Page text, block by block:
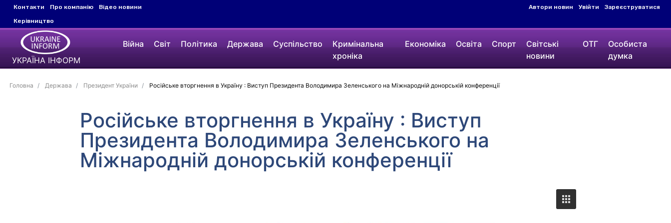
Контакти Про компанію
Відео новини
Керівництво
Автори новин Увійти Зареєструватися
УКРАЇНА ІНФОРМ
Війна Світ Політика Держава Суспільство
Кримінальна
хроніка
Економіка Освіта Спорт
Світські
новини
ОТГ
Особиста
думка
Головна Держава Президент України Російське вторгнення в Україну : Виступ Президента Володимира Зеленського на Міжнародній донорській конференції
Російське вторгнення в Україну : Виступ
Президента Володимира Зеленського на
Міжнародній донорській конференції